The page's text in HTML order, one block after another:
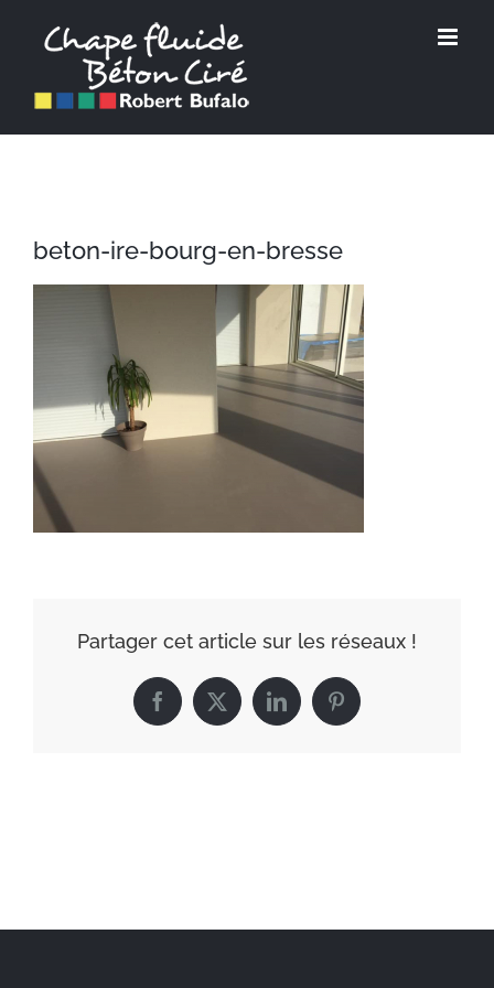
contenu
beton-ire-bourg-en-bresse
Partager cet article sur les réseaux !
Facebook
X LinkedInPinterest